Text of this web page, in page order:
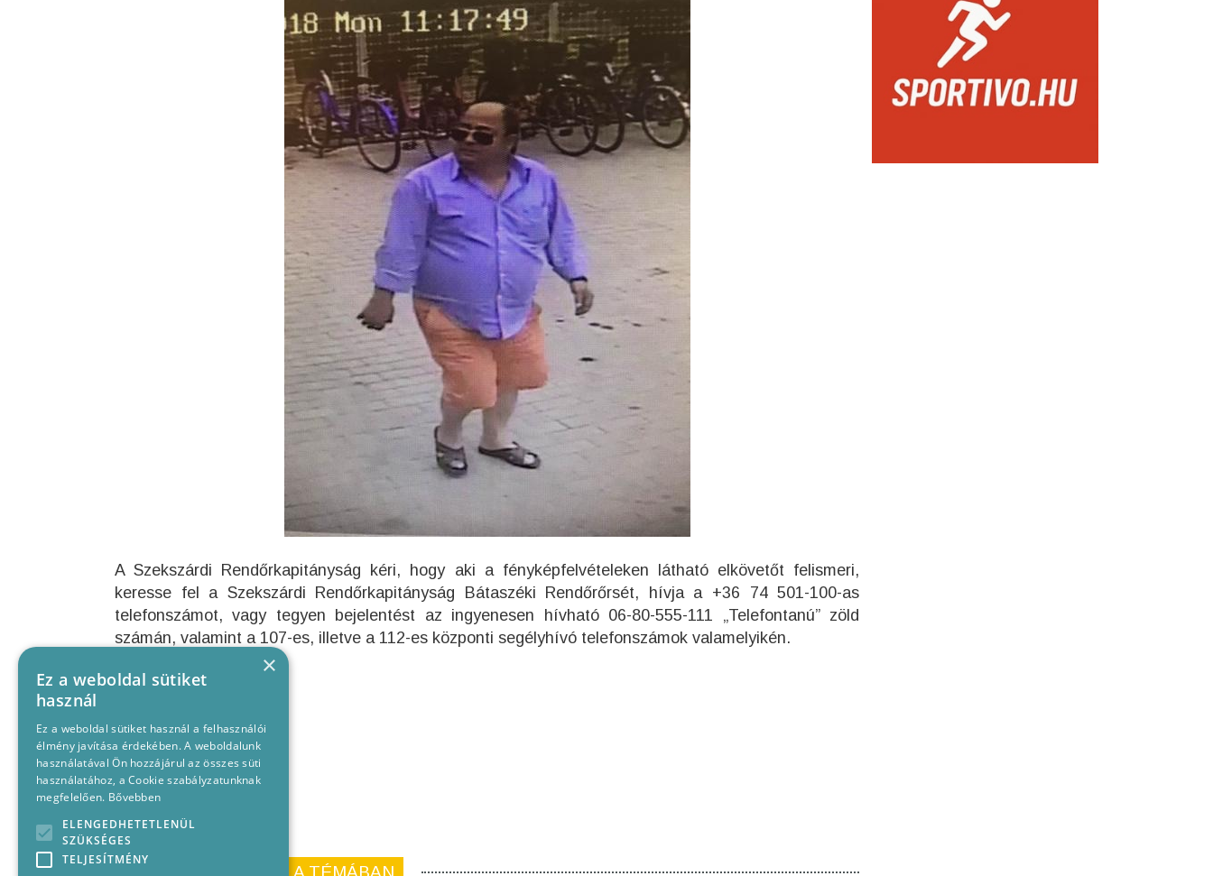
A Szekszárdi Rendőrkapitányság kéri, hogy aki a fényképfelvételeken látható elkövetőt felismeri,
keresse fel a Szekszárdi Rendőrkapitányság Bátaszéki Rendőrőrsét, hívja a +36 74 501-100-as
telefonszámot, vagy tegyen bejelentést az ingyenesen hívható 06-80-555-111 „Telefontanú” zöld
számán, valamint a 107-es, illetve a 112-es központi segélyhívó telefonszámok valamelyikén.
KORÁBBI CIKKEINK A TÉMÁBAN
×
Ez a weboldal sütiket
használ
Ez a weboldal sütiket használ a felhasználói
élmény javítása érdekében. A weboldalunk
használatával Ön hozzájárul az összes süti
használatához, a Cookie szabályzatunknak
megfelelően. Bővebben
ELENGEDHETETLENÜL
SZÜKSÉGES
TELJESÍTMÉNY